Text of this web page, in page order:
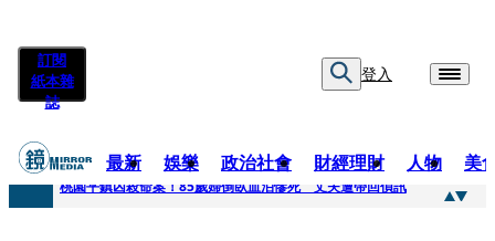
訂閱
紙本雜
誌
登入
最新 娛樂 政治社會 財經理財 人物 美
快訊
桃園平鎮凶殺命案！85歲婦倒臥血泊慘死 丈夫遭帶回偵訊